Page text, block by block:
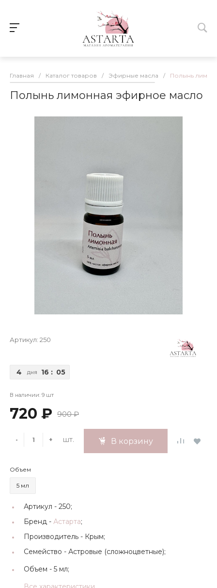
Главная / Каталог товаров / Эфирные масла / Полынь
Полынь лимонная эфирное масло
Артикул: 250
4 дня 16 : 05
В наличии: 9 шт
720 ₽ 900 ₽
- + шт. В корзину
Объем
5 мл
Артикул - 250;
Бренд - Астарта;
Производитель - Крым;
Семейство - Астровые (сложноцветные);
Объем - 5 мл;